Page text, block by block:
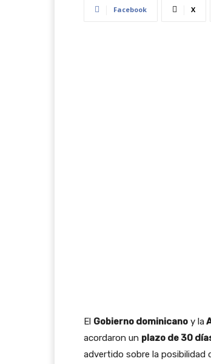
Facebook X
El Gobierno dominicano y la
acordaron un plazo de 30
advertido sobre la posibilidad